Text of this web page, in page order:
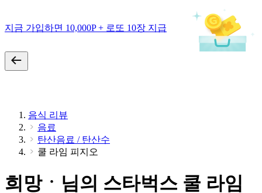
지금 가입하면 10,000P + 로또 10장 지급
음식 리뷰
음료
탄산음료 / 탄산수
쿨 라임 피지오
희망ㆍ님의 스타벅스 쿨 라임